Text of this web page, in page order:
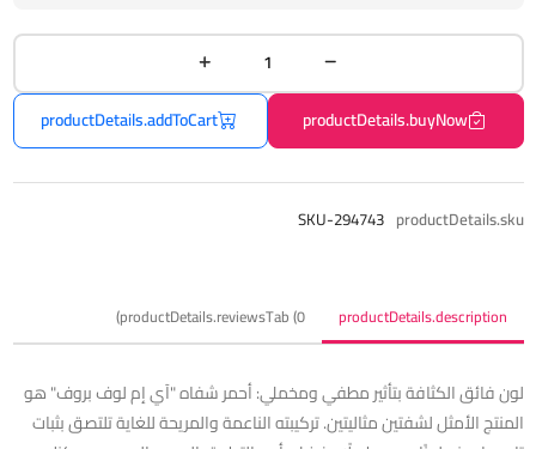
productDetails.buyNow
productDetails.addToCart
productDetails.sku
SKU-294743
productDetails.description
productDetails.reviewsTab (0)
لون فائق الكثافة بتأثير مطفي ومخملي: أحمر شفاه "آي إم لوف بروف" هو
المنتج الأمثل لشفتين مثاليتين. تركيبته الناعمة والمريحة للغاية تلتصق بثبات